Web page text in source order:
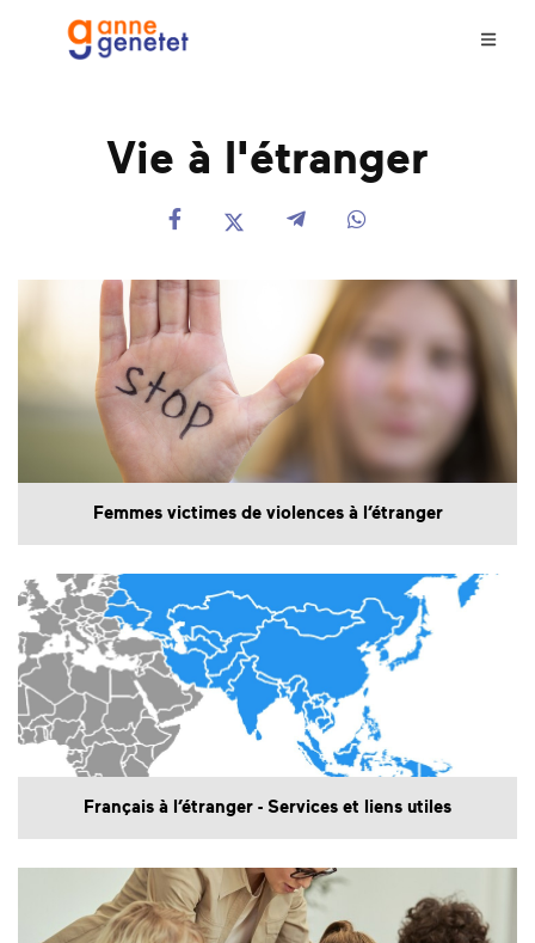
Vie à l'étranger
Femmes victimes de violences à l’étranger
Français à l’étranger - Services et liens utiles